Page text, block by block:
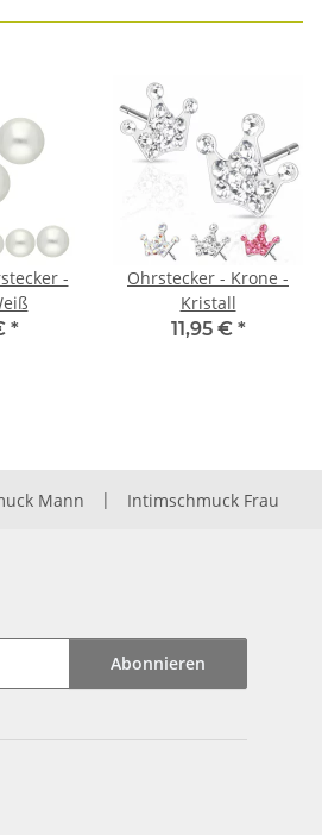
-
*
Ohrstecker - Krone -
Kristall
11,95 € *
Mann | Intimschmuck Frau
Abonnieren